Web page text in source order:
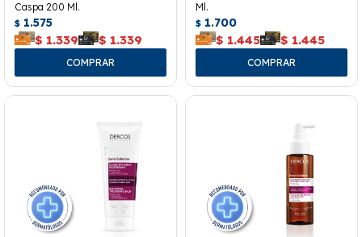
Caspa 200 Ml.
$ 1.575
$ 1.339 $ 1.339
Ml.
$ 1.700
$ 1.445 $ 1.445